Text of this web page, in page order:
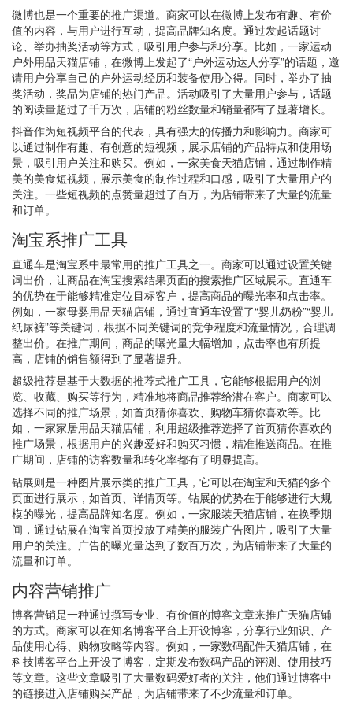
微博也是一个重要的推广渠道。商家可以在微博上发布有趣、有价
值的内容，与用户进行互动，提高品牌知名度。通过发起话题讨
论、举办抽奖活动等方式，吸引用户参与和分享。比如，一家运动
户外用品天猫店铺，在微博上发起了“户外运动达人分享”的话题，邀
请用户分享自己的户外运动经历和装备使用心得。同时，举办了抽
奖活动，奖品为店铺的热门产品。活动吸引了大量用户参与，话题
的阅读量超过了千万次，店铺的粉丝数量和销量都有了显著增长。
抖音作为短视频平台的代表，具有强大的传播力和影响力。商家可
以通过制作有趣、有创意的短视频，展示店铺的产品特点和使用场
景，吸引用户关注和购买。例如，一家美食天猫店铺，通过制作精
美的美食短视频，展示美食的制作过程和口感，吸引了大量用户的
关注。一些短视频的点赞量超过了百万，为店铺带来了大量的流量
和订单。
淘宝系推广工具
直通车是淘宝系中最常用的推广工具之一。商家可以通过设置关键
词出价，让商品在淘宝搜索结果页面的搜索推广区域展示。直通车
的优势在于能够精准定位目标客户，提高商品的曝光率和点击率。
例如，一家母婴用品天猫店铺，通过直通车设置了“婴儿奶粉”“婴儿
纸尿裤”等关键词，根据不同关键词的竞争程度和流量情况，合理调
整出价。在推广期间，商品的曝光量大幅增加，点击率也有所提
高，店铺的销售额得到了显著提升。
超级推荐是基于大数据的推荐式推广工具，它能够根据用户的浏
览、收藏、购买等行为，精准地将商品推荐给潜在客户。商家可以
选择不同的推广场景，如首页猜你喜欢、购物车猜你喜欢等。比
如，一家家居用品天猫店铺，利用超级推荐选择了首页猜你喜欢的
推广场景，根据用户的兴趣爱好和购买习惯，精准推送商品。在推
广期间，店铺的访客数量和转化率都有了明显提高。
钻展则是一种图片展示类的推广工具，它可以在淘宝和天猫的多个
页面进行展示，如首页、详情页等。钻展的优势在于能够进行大规
模的曝光，提高品牌知名度。例如，一家服装天猫店铺，在换季期
间，通过钻展在淘宝首页投放了精美的服装广告图片，吸引了大量
用户的关注。广告的曝光量达到了数百万次，为店铺带来了大量的
流量和订单。
内容营销推广
博客营销是一种通过撰写专业、有价值的博客文章来推广天猫店铺
的方式。商家可以在知名博客平台上开设博客，分享行业知识、产
品使用心得、购物攻略等内容。例如，一家数码配件天猫店铺，在
科技博客平台上开设了博客，定期发布数码产品的评测、使用技巧
等文章。这些文章吸引了大量数码爱好者的关注，他们通过博客中
的链接进入店铺购买产品，为店铺带来了不少流量和订单。